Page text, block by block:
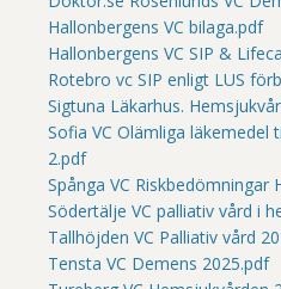
Hallonbergens VC bilaga.pdf
Hallonbergens VC SIP &
Rotebro vc SIP enligt LUS
Sigtuna Läkarhus.
Sofia VC Olämliga läkemedel
2.pdf
Spånga VC Riskbedömningar
Södertälje VC palliativ vård i
Tallhöjden VC Palliativ vård
Tensta VC Demens 2025.pdf